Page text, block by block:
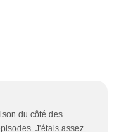
du côté des
J'étais assez